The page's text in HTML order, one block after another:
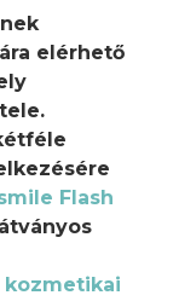
elérhető
Flash
kozmetikai